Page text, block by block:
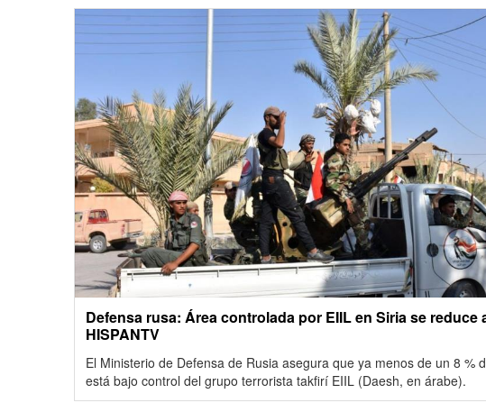
Defensa rusa: Área controlada por EIIL en Siria se reduce
HISPANTV
El Ministerio de Defensa de Rusia asegura que ya menos de un 8 %
está bajo control del grupo terrorista takfirí EIIL (Daesh, en árabe).